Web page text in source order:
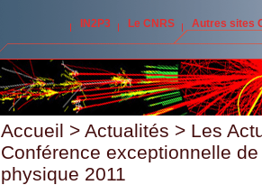
IN2P3 Le CNRS Autres sites
Accueil > Actualités > Les
Conférence exceptionnelle
physique 2011